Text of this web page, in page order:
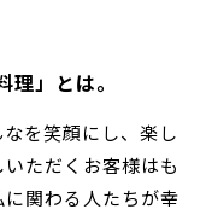
」とは。
を笑顔にし、楽し
ただくお客様はも
関わる人たちが幸